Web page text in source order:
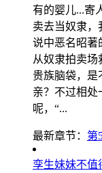
有的婴儿...寄
卖去当奴隶，
说中恶名昭著
从奴隶拍卖
贵族脑袋，是
亲？不过相处
呢，“...
最新章节： 第
孪生妹妹不值